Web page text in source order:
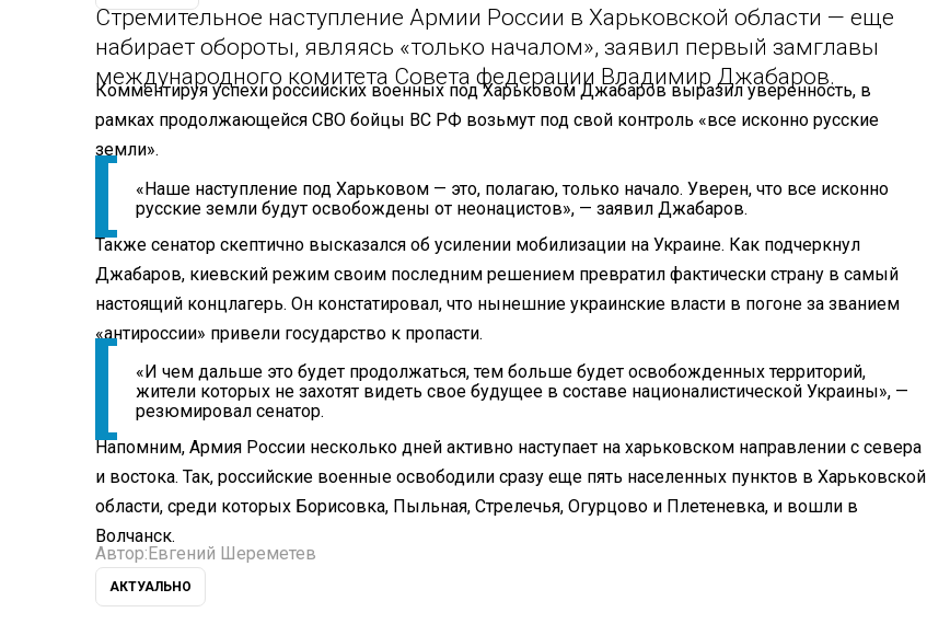
Стремительное наступление Армии России в Харьковской области — еще
набирает обороты, являясь «только началом», заявил первый замглавы
международного комитета Совета федерации Владимир Джабаров.
Комментируя успехи российских военных под Харьковом Джабаров выразил уверенность, в
рамках продолжающейся СВО бойцы ВС РФ возьмут под свой контроль «все исконно русские
земли».
«Наше наступление под Харьковом — это, полагаю, только начало. Уверен, что все исконно
русские земли будут освобождены от неонацистов», — заявил Джабаров.
Также сенатор скептично высказался об усилении мобилизации на Украине. Как подчеркнул
Джабаров, киевский режим своим последним решением превратил фактически страну в самый
настоящий концлагерь. Он констатировал, что нынешние украинские власти в погоне за званием
«антироссии» привели государство к пропасти.
«И чем дальше это будет продолжаться, тем больше будет освобожденных территорий,
жители которых не захотят видеть свое будущее в составе националистической Украины», —
резюмировал сенатор.
Напомним, Армия России несколько дней активно наступает на харьковском направлении с севера
и востока. Так, российские военные освободили сразу еще пять населенных пунктов в Харьковской
области, среди которых Борисовка, Пыльная, Стрелечья, Огурцово и Плетеневка, и вошли в
Волчанск.
Автор: Евгений Шереметев
АКТУАЛЬНО